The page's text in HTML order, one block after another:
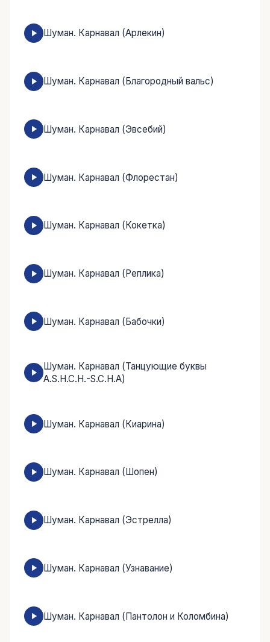
Шуман. Карнавал (Арлекин)
Шуман. Карнавал (Благородный вальс)
Шуман. Карнавал (Эвсебий)
Шуман. Карнавал (Флорестан)
Шуман. Карнавал (Кокетка)
Шуман. Карнавал (Реплика)
Шуман. Карнавал (Бабочки)
Шуман. Карнавал (Танцующие буквы
A.S.H.C.H.-S.C.H.A)
Шуман. Карнавал (Киарина)
Шуман. Карнавал (Шопен)
Шуман. Карнавал (Эстрелла)
Шуман. Карнавал (Узнавание)
Шуман. Карнавал (Пантолон и Коломбина)